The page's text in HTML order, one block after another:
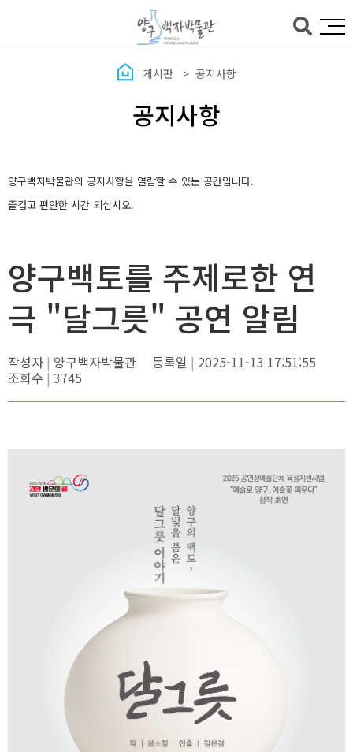
게시판 공지사항
공지사항
양구백자박물관의 공지사항을 열람할 수 있는 공간입니다.
즐겁고 편안한 시간 되십시오.
양구백토를 주제로한 연
극 "달그릇" 공연 알림
작성자 양구백자박물관 등록일
2025-11-13 17:51:55
조회수 3745